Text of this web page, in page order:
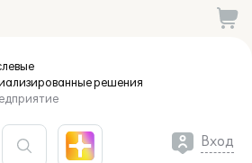
решения
Вход